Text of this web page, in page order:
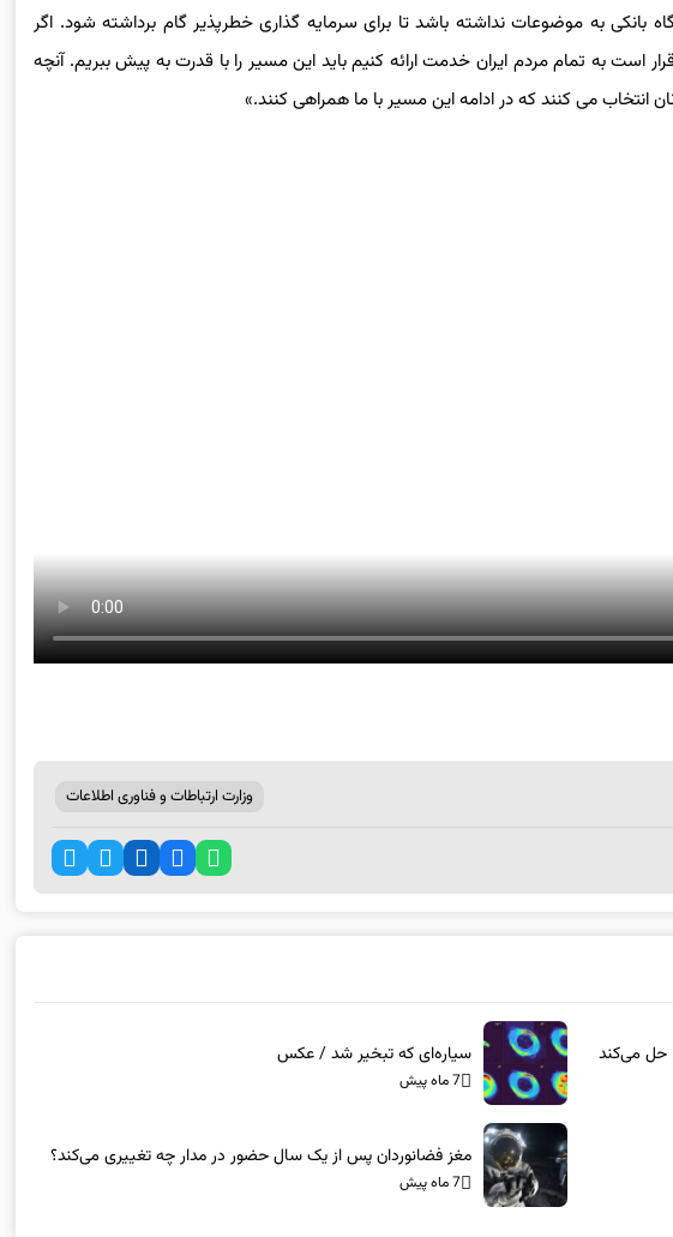
بانکی به موضوعات نداشته باشد تا برای سرمایه گذاری خطرپذیر گام برداشته شود. اگر
به تمام مردم ایران خدمت ارائه کنیم باید این مسیر را با قدرت به پیش ببریم. آنچه
می کنند که در ادامه این مسیر با ما همراهی کنند.»
وزارت ارتباطات و فناوری اطلاعات
حل می‌کند سیاره‌ای که تبخیر شد / عکس
7 ماه پیش
مغز فضانوردان پس از یک سال حضور در مدار چه تغییری می‌کند؟
7 ماه پیش